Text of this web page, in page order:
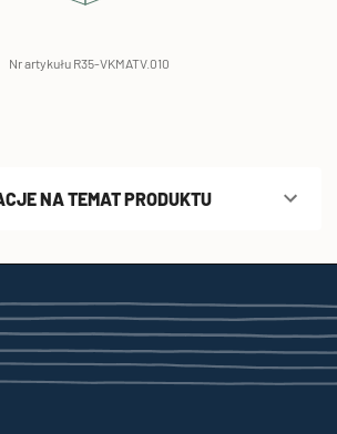
Nr artykułu R35-VKMATV.010
NA TEMAT PRODUKTU